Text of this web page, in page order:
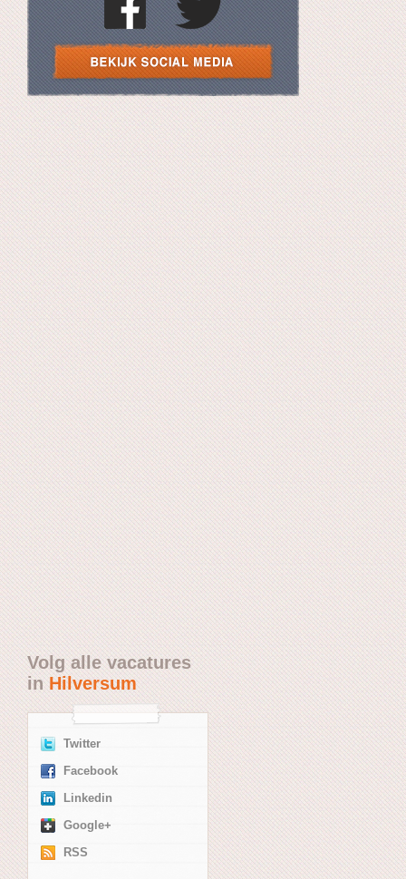
Volg alle vacatures
inHilversum
Twitter
Facebook
Linkedin
Google+
RSS